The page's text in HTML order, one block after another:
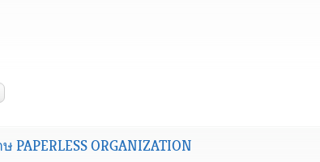
ORGANIZATION